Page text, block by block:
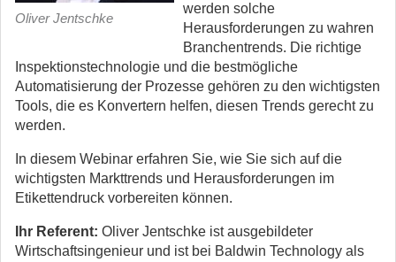
Oliver Jentschke
werden solche
Herausforderungen zu wahren
Branchentrends. Die richtige
Inspektionstechnologie und die bestmögliche
Automatisierung der Prozesse gehören zu den wichtigsten
Tools, die es Konvertern helfen, diesen Trends gerecht zu
werden.
In diesem Webinar erfahren Sie, wie Sie sich auf die
wichtigsten Markttrends und Herausforderungen im
Etikettendruck vorbereiten können.
Ihr Referent: Oliver Jentschke ist ausgebildeter
Wirtschaftsingenieur und ist bei Baldwin Technology als